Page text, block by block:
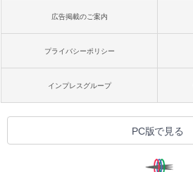
広告掲載のご案内
プライバシーポリシー
インプレスグループ
PC版で見る